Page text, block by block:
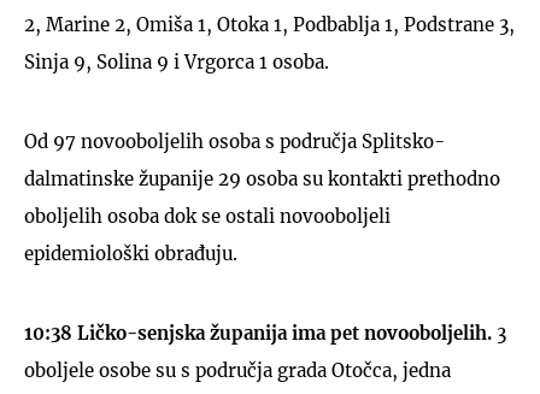
2, Marine 2, Omiša 1, Otoka 1, Podbablja 1, Podstrane 3,
Sinja 9, Solina 9 i Vrgorca 1 osoba.
Od 97 novooboljelih osoba s područja Splitsko-
dalmatinske županije 29 osoba su kontakti prethodno
oboljelih osoba dok se ostali novooboljeli
epidemiološki obrađuju.
10:38 Ličko-senjska županija ima pet novooboljelih. 3
oboljele osobe su s područja grada Otočca, jedna